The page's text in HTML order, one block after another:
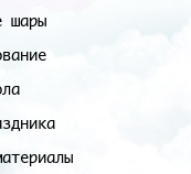
шары